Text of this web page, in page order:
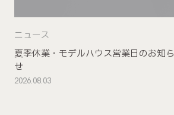
夏季休業・モデルハウス営業日のお知ら
せ
ニュース
2026.08.03